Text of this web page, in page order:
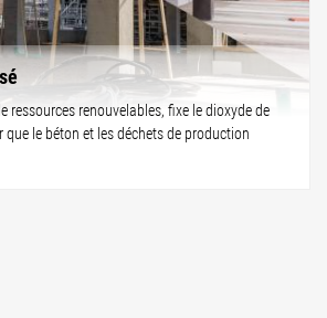
ressources renouvelables, fixe le dioxyde de
que le béton et les déchets de production